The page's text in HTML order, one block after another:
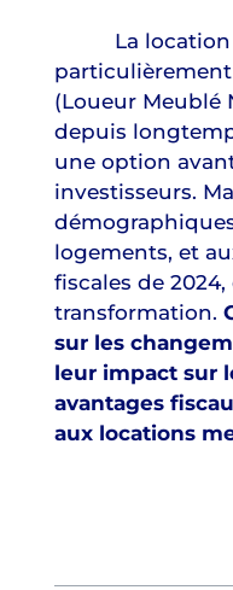
La location
(Loueur Meublé
depuis
une option
investisseurs.
logements, et
fiscales de
transformation.
sur les
leur impact sur
avantages
aux locations